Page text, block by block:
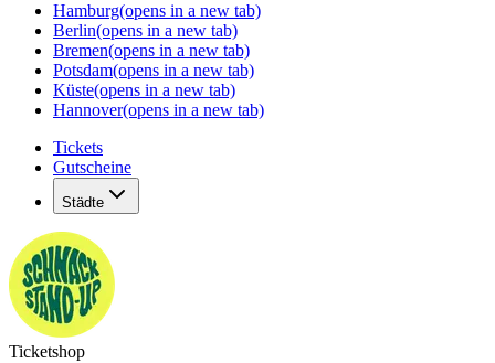
Hamburg(opens in a new tab)
Berlin(opens in a new tab)
Bremen(opens in a new tab)
Potsdam(opens in a new tab)
Küste(opens in a new tab)
Hannover(opens in a new tab)
Tickets
Gutscheine
Städte
Ticketshop